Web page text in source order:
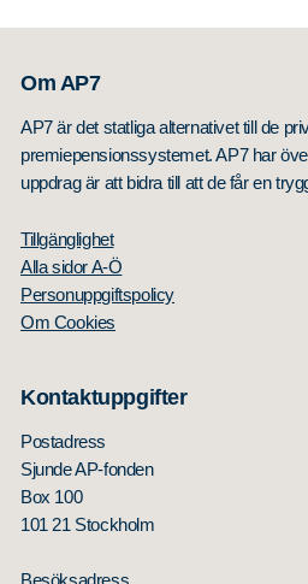
Om AP7
AP7 är det statliga alternativet till de
premiepensionssystemet. AP7 har
uppdrag är att bidra till att de får en
Tillgänglighet
Alla sidor A-Ö
Personuppgiftspolicy
Om Cookies
Kontaktuppgifter
Postadress
Sjunde AP-fonden
Box 100
101 21 Stockholm
Besöksadress